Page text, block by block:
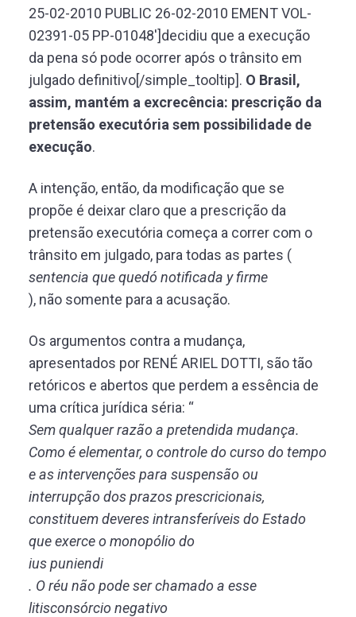
25-02-2010 PUBLIC 26-02-2010 EMENT VOL-
02391-05 PP-01048′]decidiu que a execução
da pena só pode ocorrer após o trânsito em
julgado definitivo[/simple_tooltip]. O Brasil,
assim, mantém a excrecência: prescrição da
pretensão executória sem possibilidade de
execução.
A intenção, então, da modificação que se
propõe é deixar claro que a prescrição da
pretensão executória começa a correr com o
trânsito em julgado, para todas as partes (
sentencia que quedó notificada y firme
), não somente para a acusação.
Os argumentos contra a mudança,
apresentados por RENÉ ARIEL DOTTI, são tão
retóricos e abertos que perdem a essência de
uma crítica jurídica séria: “
Sem qualquer razão a pretendida mudança.
Como é elementar, o controle do curso do tempo
e as intervenções para suspensão ou
interrupção dos prazos prescricionais,
constituem deveres intransferíveis do Estado
que exerce o monopólio do
ius puniendi
. O réu não pode ser chamado a esse
litisconsórcio negativo